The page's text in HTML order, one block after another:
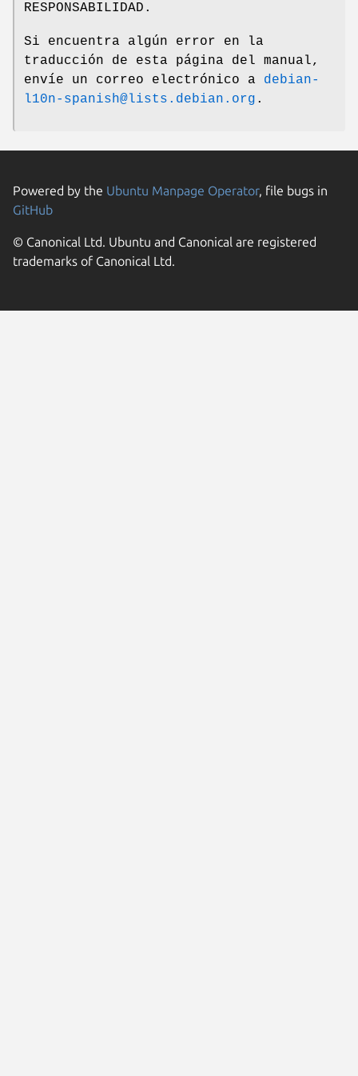
RESPONSABILIDAD.
Si encuentra algún error en la
traducción de esta página del manual,
envíe un correo electrónico a debian-
l10n-spanish@lists.debian.org .
Powered by the Ubuntu Manpage Operator, file bugs in
GitHub
© Canonical Ltd. Ubuntu and Canonical are registered
trademarks of Canonical Ltd.